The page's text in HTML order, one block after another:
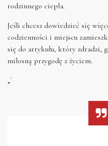
rodzinnego ciepła.
Jeśli chcesz dowiedzieć się
codzienności i miejscu
się do artykułu, który zdradzi,
miłosną przygodę z życiem.
„`